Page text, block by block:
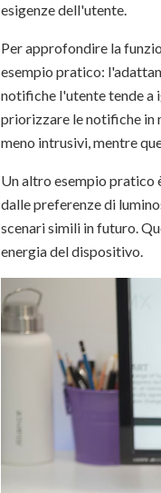
esigenze dell'utente.
Per approfondire la
esempio pratico:
notifiche l'utente tende a
priorizzare le notifiche in
meno intrusivi, mentre
Un altro esempio pratico
dalle preferenze di
scenari simili in futuro.
energia del dispositivo.